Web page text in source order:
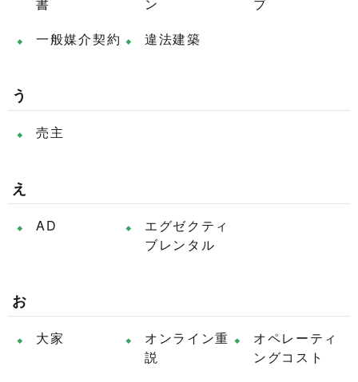
一般媒介契約
違法建築
う
売主
え
AD
エグゼクティ
ブレンタル
お
大家
オンライン重
説
オペレーティ
ングコスト